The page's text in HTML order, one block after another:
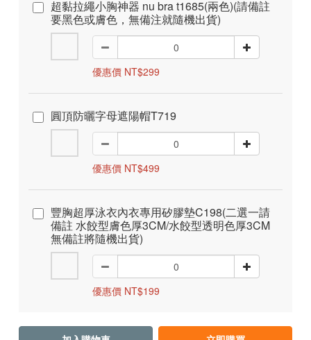
超黏拉繩小胸神器 nu bra t1685(兩色)(請備註
要黑色或膚色，無備注就隨機出貨)
優惠價 NT$299
圓頂防曬字母遮陽帽T719
優惠價 NT$499
豐胸超厚泳衣內衣專用矽膠墊C198(二選一請
備註 水餃型膚色厚3CM/水餃型透明色厚3CM
無備註將隨機出貨)
優惠價 NT$199